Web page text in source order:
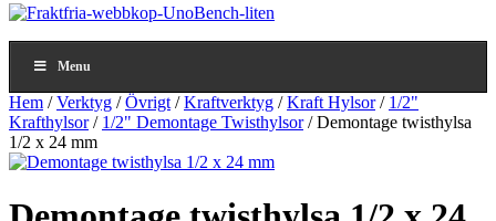
Menu
Hem /Verktyg /Övrigt /Kraftverktyg /Kraft Hylsor/ 1/2"
Krafthylsor/ 1/2" Demontage Twisthylsor/ Demontage twisthylsa
1/2 x 24 mm